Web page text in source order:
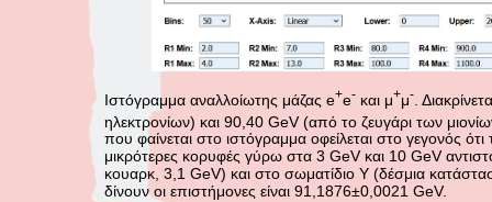
Ιστόγραμμα αναλλοίωτης μάζας e+e- και μ+μ- .
ηλεκτρονίων) και 90,40 GeV (από το ζευγάρι των
που φαίνεται στο ιστόγραμμα οφείλεται στο γεγονός
μικρότερες κορυφές γύρω στα 3 GeV και 10 GeV
κουαρκ, 3,1 GeV) και στο σωματίδιο Υ (δέσμια
δίνουν οι επιστήμονες είναι 91,1876±0,0021 GeV.